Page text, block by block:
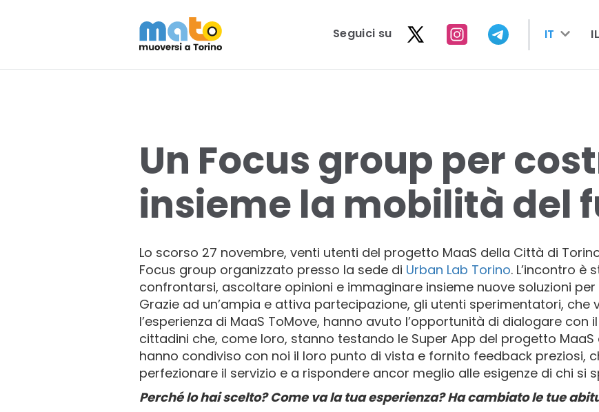
seguici su IT
Un Focus group per
insieme la mobilità del
Lo scorso 27 novembre, venti utenti del progetto MaaS della Città di
Focus group organizzato presso la sede di Urban Lab Torino. L’incontro è
confrontarsi, ascoltare opinioni e immaginare insieme nuove soluzioni
Grazie ad un’ampia e attiva partecipazione, gli utenti sperimentatori,
l’esperienza di MaaS ToMove, hanno avuto l’opportunità di dialogare
cittadini che, come loro, stanno testando le Super App del progetto MaaS
hanno condiviso con noi il loro punto di vista e fornito feedback preziosi,
perfezionare il servizio e a rispondere ancor meglio alle esigenze di chi si
Perché lo hai scelto? Come va la tua esperienza? Ha cambiato le tue